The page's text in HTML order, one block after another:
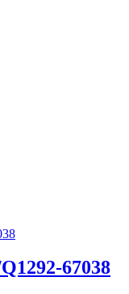
67038